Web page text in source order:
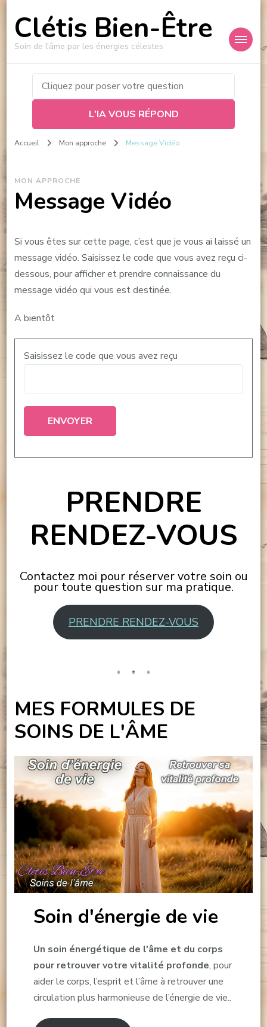
Clétis Bien-Être
Soin de l'âme par les énergies célestes
L'IA VOUS RÉPOND
Accueil Mon approche Message Vidéo
MON APPROCHE
Message Vidéo
Si vous êtes sur cette page, c’est que je vous ai laissé un
message vidéo. Saisissez le code que vous avez reçu ci-
dessous, pour afficher et prendre connaissance du
message vidéo qui vous est destinée.
A bientôt
Saisissez le code que vous avez reçu
PRENDRE
RENDEZ-VOUS
Contactez moi pour réserver votre soin ou
pour toute question sur ma pratique.
PRENDRE RENDEZ-VOUS
MES FORMULES DE
SOINS DE L'ÂME
Soin d'énergie de vie
Un soin énergétique de l'âme et du corps
pour retrouver votre vitalité profonde, pour
aider le corps, l’esprit et l’âme à retrouver une
circulation plus harmonieuse de l’énergie de vie..